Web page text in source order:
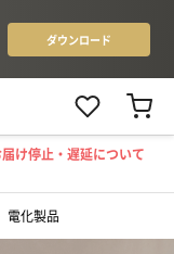
け停止・遅延について
電化製品